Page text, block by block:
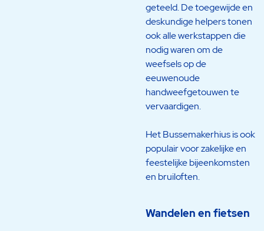
geteeld. De toegewijde en
deskundige helpers tonen
ook alle werkstappen die
nodig waren om de
weefsels op de
eeuwenoude
handweefgetouwen te
vervaardigen.
Het Bussemakerhius is ook
populair voor zakelijke en
feestelijke bijeenkomsten
en bruiloften.
Wandelen en fietsen